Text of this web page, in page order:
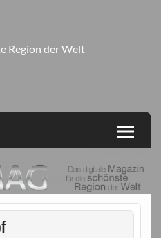
Region der Welt